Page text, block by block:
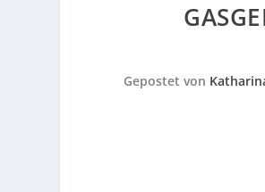
Gepostet von